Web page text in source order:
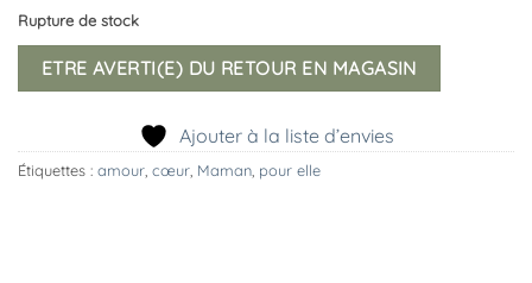
Rupture de stock
ETRE AVERTI(E) DU RETOUR EN MAGASIN
Ajouter à la liste d’envies
Étiquettes : amour cœur Maman pour elle